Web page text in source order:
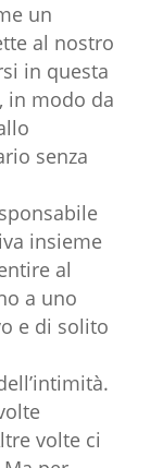
un
al nostro
in questa
in modo da
senza
insieme
al
a uno
e di solito
volte ci